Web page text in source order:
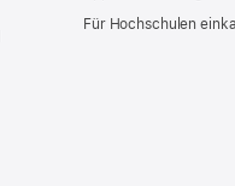
Für Hochschulen